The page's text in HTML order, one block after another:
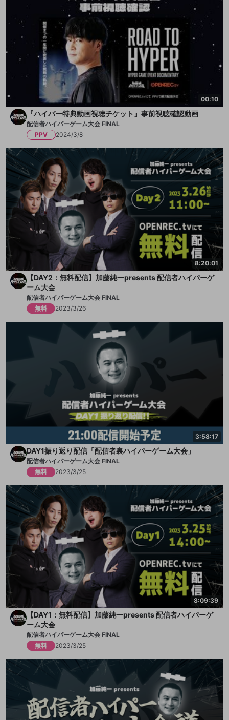
00:10
『ハイパー特典動画視聴チケット』事前視聴確認動画
配信者ハイパーゲーム大会 FINAL
PPV
2024/3/8
8:20:01
【DAY2：無料配信】加藤純一presents 配信者ハイパーゲ
ーム大会
配信者ハイパーゲーム大会 FINAL
無料
2023/3/26
3:58:17
DAY1振り返り配信「配信者裏ハイパーゲーム大会」
配信者ハイパーゲーム大会 FINAL
無料
2023/3/25
8:09:39
【DAY1：無料配信】加藤純一presents 配信者ハイパーゲ
ーム大会
配信者ハイパーゲーム大会 FINAL
無料
2023/3/25